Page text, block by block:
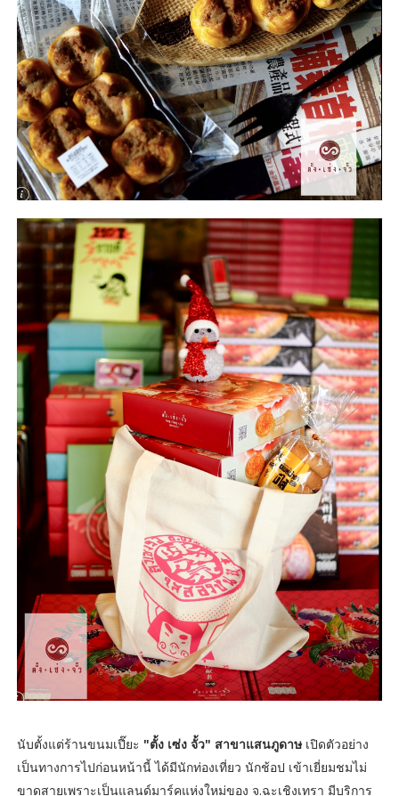
นับตั้งแต่ร้านขนมเปี๊ยะ "ตั้ง เซ่ง จั้ว" สาขาแสนภูดาษ เปิดตัวอย่าง
เป็นทางการไปก่อนหน้านี้ ได้มีนักท่องเที่ยว นักช้อป เข้าเยี่ยมชมไม่
ขาดสายเพราะเป็นแลนด์มาร์คแห่งใหม่ของ จ.ฉะเชิงเทรา มีบริการ